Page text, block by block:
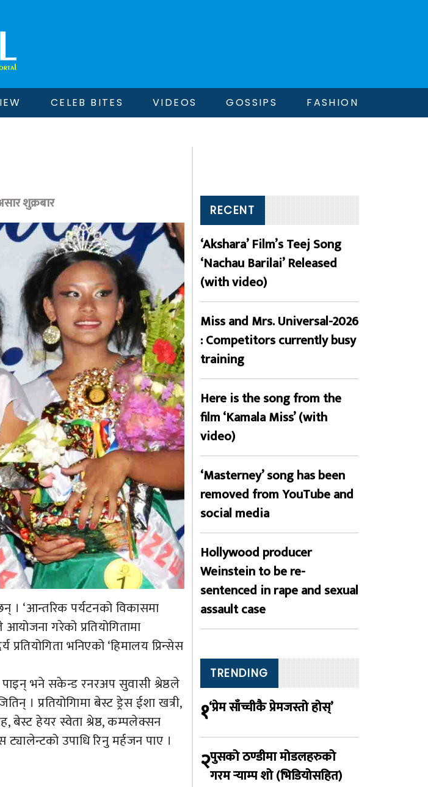
CELEB BITES VIDEOS GOSSIPS FASHION
शुक्रबार
। ‘आन्तरिक पर्यटनको विकासमा
गरेको प्रतियोगितामा
भनिएको ‘हिमालय प्रिन्सेस
पाइन् भने सकेन्ड रनरअप सुवासी श्रेष्ठले
। प्रतियोगिामा बेस्ट ड्रेस ईशा खत्री,
बेस्ट हेयर स्वेता श्रेष्ठ, कम्पलेक्सन
उपाधि रिनु मर्हजन पाए ।
RECENT
‘Akshara’ Film’s Teej Song
‘Nachau Barilai’ Released
(with video)
Miss and Mrs. Universal-2026
: Competitors currently busy
training
Here is the song from the
film ‘Kamala Miss’ (with
video)
‘Masterney’ song has been
removed from YouTube and
social media
Hollywood producer
Weinstein to be re-
sentenced in rape and sexual
assault case
TRENDING
१‘प्रेम साँच्चीकै प्रेमजस्तो होस्’
२पुसको ठण्डीमा मोडलहरुको
गरम र्‍याम्प शो (भिडियोसहित)